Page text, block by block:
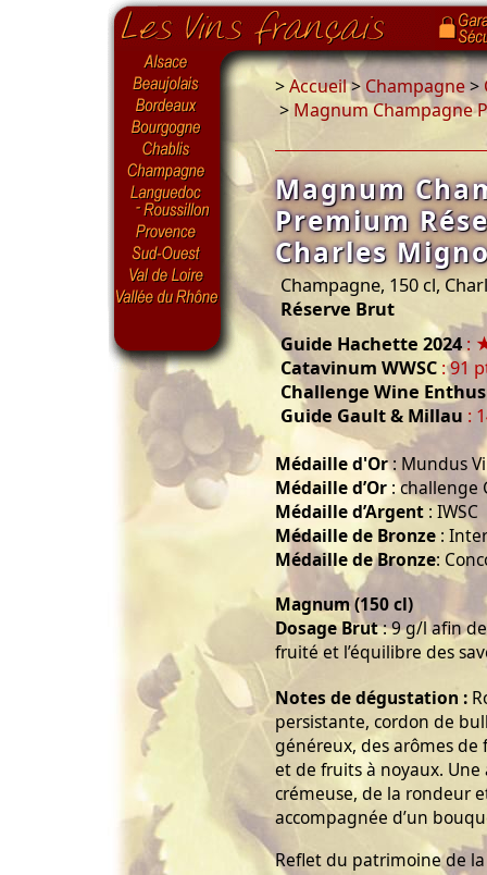
>Accueil>Champagne>
> Magnum Champagne
Magnum
Premium
Charles
Champagne, 150 cl,
Réserve Brut
Guide Hachette 2024:
Catavinum WWSC : 91
Challenge Wine
Guide Gault & Millau :
Médaille d'Or: Mundus
Médaille d’Or : challenge
Médaille d’Argent : IWSC
Médaille de Bronze :
Médaille de Bronze:
Magnum (150 cl)
Dosage Brut: 9 g/l afin
fruité et l’équilibre des
Notes de dégustation :
persistante, cordon de
généreux, des arômes
et de fruits à noyaux.
crémeuse, de la rondeur
accompagnée d’un
Reflet du patrimoine de